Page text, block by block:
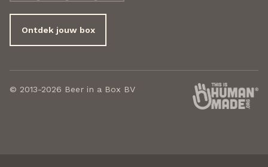
Ontdek jouw box
© 2013-2026 Beer in a Box BV